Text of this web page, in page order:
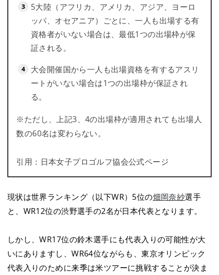
5大陸（アフリカ、アメリカ、アジア、ヨーロ
ッパ、オセアニア）ごとに、一人も出場する有
資格者がいない場合は、最低1つの出場枠が保
証される。
大会開催国から一人も出場資格を有するアスリ
ートがいない場合は1つの出場枠が保証され
る。
※ただし、上記3、4の出場枠が適用されても出場人
数の60名は変わらない。
引用：日本女子プロゴルフ協会公式ページ
現状は世界ランキング（以下WR）5位の畑岡奈紗選手
と、WR12位の渋野選手の2名が日本代表となります。
しかし、WR17位の鈴木選手にも代表入りの可能性が大
いにありますし、WR64位ながらも、東京オリンピック
代表入りのために来季は米ツアーに挑戦することが決ま